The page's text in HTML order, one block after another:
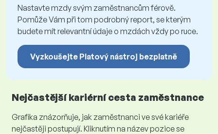
Nastavte mzdy svým zaměstnancům férově.
Pomůže Vám při tom podrobný report, se kterým
budete mít relevantní údaje o mzdách vždy po ruce.
Vyzkoušejte Platový nástroj bezplatně
Nejčastější kariérní cesta zaměstnance
Grafika znázorňuje, jak zaměstnanci ve své kariéře
nejčastěji postupují. Kliknutím na název pozice se